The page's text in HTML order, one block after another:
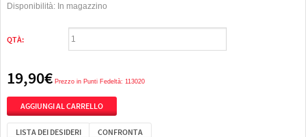
Disponibilità: In magazzino
QTÀ:
19,90€ Prezzo in Punti Fedeltà: 113020
LISTA DEI DESIDERI CONFRONTA